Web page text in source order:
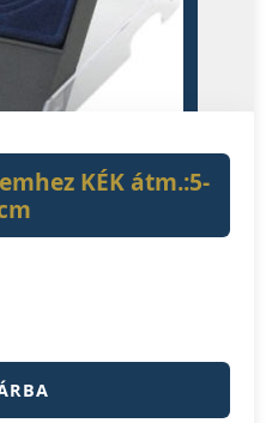
KÉK átm.:5-